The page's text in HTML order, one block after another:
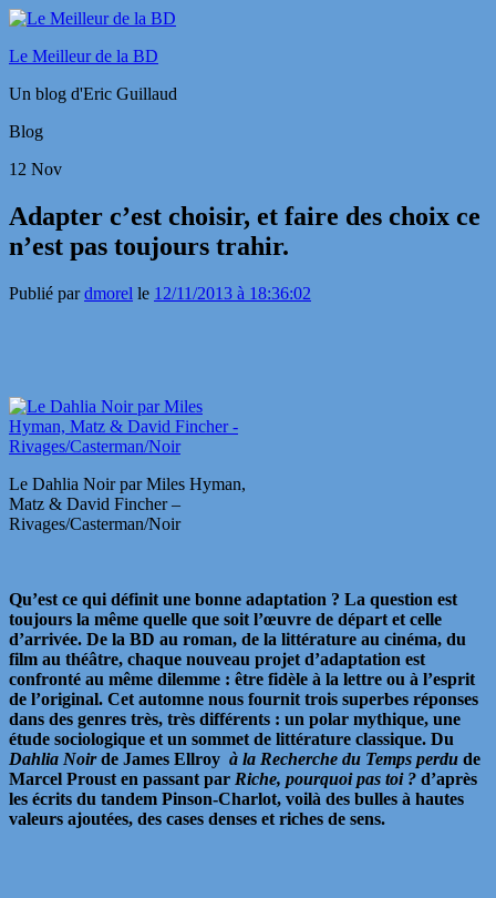
Le Meilleur de la BD
Un blog d'Eric Guillaud
Blog
12 Nov
Adapter c’est choisir, et faire des choix ce
n’est pas toujours trahir.
Publié pardmorel le 12/11/2013 à 18:36:02
Le Dahlia Noir par Miles Hyman,
Matz & David Fincher –
Rivages/Casterman/Noir
Qu’est ce qui définit une bonne adaptation ? La question est
toujours la même quelle que soit l’œuvre de départ et celle
d’arrivée. De la BD au roman, de la littérature au cinéma, du
film au théâtre, chaque nouveau projet d’adaptation est
confronté au même dilemme : être fidèle à la lettre ou à l’esprit
de l’original. Cet automne nous fournit trois superbes réponses
dans des genres très, très différents : un polar mythique, une
étude sociologique et un sommet de littérature classique. Du
Dahlia Noirde James Ellroy à la Recherche du Temps perdu de
Marcel Proust en passant par Riche, pourquoi pas toi ? d’après
les écrits du tandem Pinson-Charlot, voilà des bulles à hautes
valeurs ajoutées, des cases denses et riches de sens.